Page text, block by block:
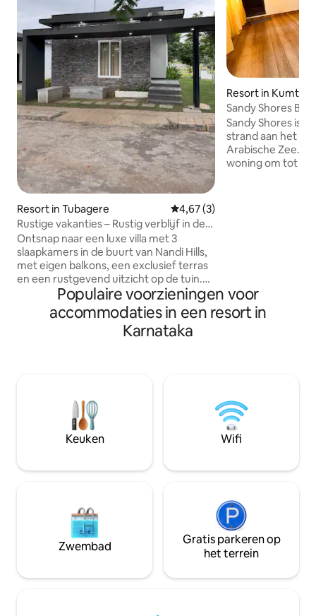
Resort in Tubagere Gemiddelde beoordeling van
4,67 (3)
Rustige vakanties – Rustig verblijf in de
natuur met 3 slaapkamers
Ontsnap naar een luxe villa met 3
slaapkamers in de buurt van Nandi Hills,
met eigen balkons, een exclusief terras
en een rustgevend uitzicht op de tuin.
De villa is zorgvuldig ontworpen voor
comfort en ontspanning en biedt ruime
slaapkamers, elegante interieurs, een
rustige omgeving en moderne
spatherapieën en holistische
wellnessbehandelingen, terwijl ze
genieten van de natuur, frisse lucht en
een serene ontsnapping aan het
Resort in Kumta
Sandy Shores
Resort)-RN3
Sandy Shores is
strand aan het
Arabische Zee.
woning om tot
Murdeshwara-tempel,
pauze van je
Populaire voorzieningen voor
accommodaties in een resort in
Karnataka
Keuken Wifi
Zwembad
Gratis parkeren op
het terrein